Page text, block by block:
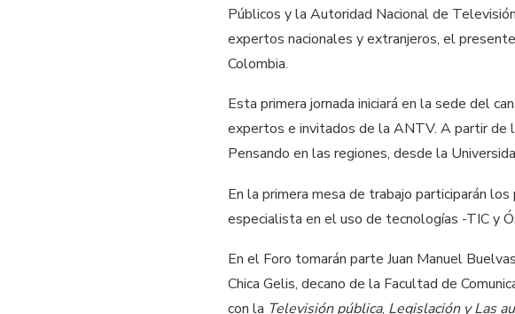
Públicos y la Autoridad Nacional de
expertos nacionales y extranjeros, el
Colombia.
Esta primera jornada iniciará en la sede del
expertos e invitados de la ANTV. A partir de
Pensando en las regiones, desde la
En la primera mesa de trabajo participarán
especialista en el uso de tecnologías -TIC y
En el Foro tomarán parte Juan Manuel
Chica Gelis, decano de la Facultad de
con la Televisión pública, Legislación y Las